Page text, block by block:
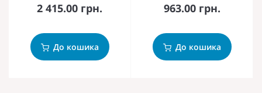
2 415.00 грн.
До кошика
963.00 грн.
До кошика